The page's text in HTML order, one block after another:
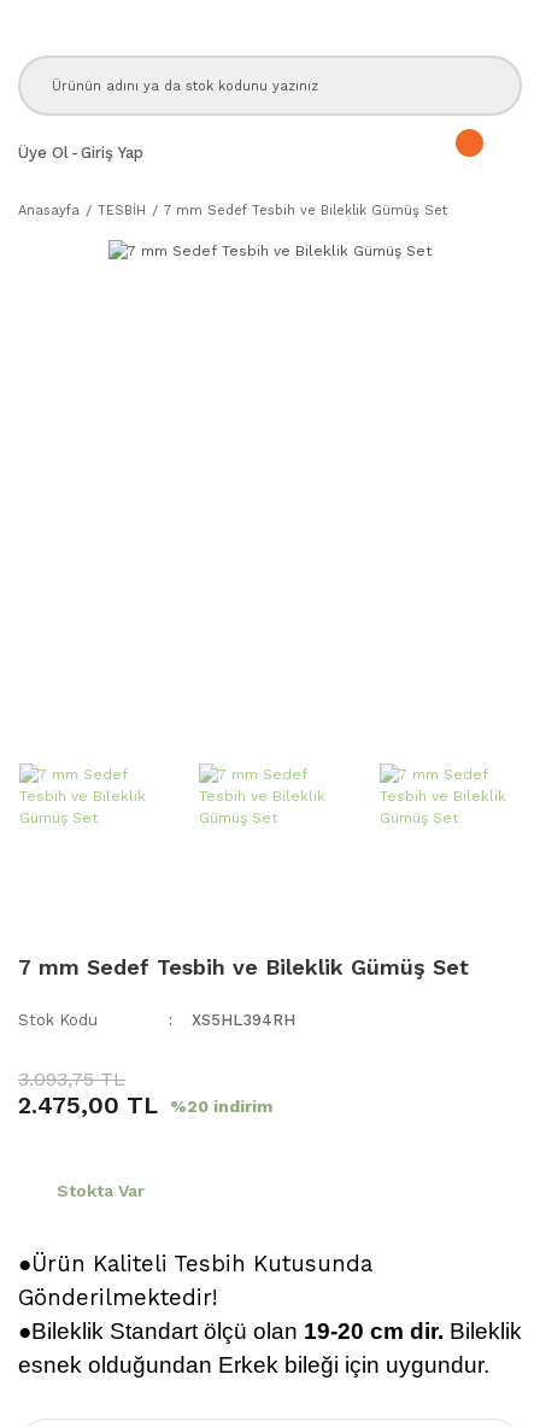
Üye Ol - Giriş Yap
Anasayfa TESBİH 7 mm Sedef Tesbih ve Bileklik Gümüş Set
7 mm Sedef Tesbih ve Bileklik Gümüş Set
Stok Kodu XS5HL394RH
3.093,75 TL
2.475,00 TL %20 indirim
Stokta Var
●Ürün Kaliteli Tesbih Kutusunda
Gönderilmektedir!
●Bileklik Standart ölçü olan 19-20 cm dir. Bileklik
esnek olduğundan Erkek bileği için uygundur.